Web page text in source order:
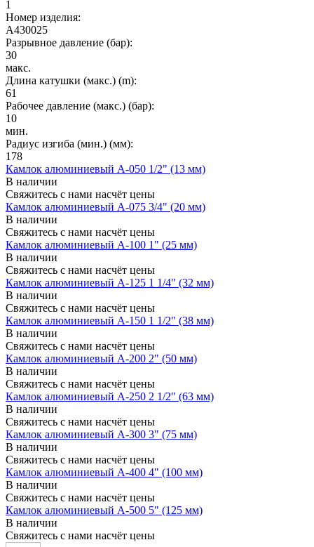
1
Номер изделия:
A430025
Разрывное давление (бар):
30
макс.
Длина катушки (макс.) (m):
61
Рабочее давление (макс.) (бар):
10
мин.
Радиус изгиба (мин.) (мм):
178
Камлок алюминиевый A-050 1/2" (13 мм)
В наличии
Свяжитесь с нами насчёт цены
Камлок алюминиевый A-075 3/4" (20 мм)
В наличии
Свяжитесь с нами насчёт цены
Камлок алюминиевый A-100 1" (25 мм)
В наличии
Свяжитесь с нами насчёт цены
Камлок алюминиевый A-125 1 1/4" (32 мм)
В наличии
Свяжитесь с нами насчёт цены
Камлок алюминиевый A-150 1 1/2" (38 мм)
В наличии
Свяжитесь с нами насчёт цены
Камлок алюминиевый A-200 2" (50 мм)
В наличии
Свяжитесь с нами насчёт цены
Камлок алюминиевый A-250 2 1/2" (63 мм)
В наличии
Свяжитесь с нами насчёт цены
Камлок алюминиевый A-300 3" (75 мм)
В наличии
Свяжитесь с нами насчёт цены
Камлок алюминиевый A-400 4" (100 мм)
В наличии
Свяжитесь с нами насчёт цены
Камлок алюминиевый A-500 5" (125 мм)
В наличии
Свяжитесь с нами насчёт цены